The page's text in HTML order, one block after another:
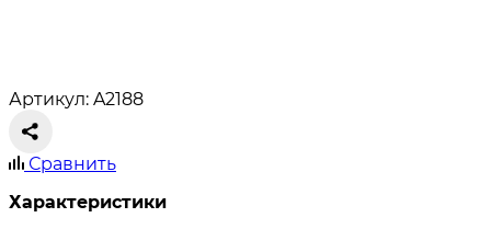
Артикул: A2188
Сравнить
Характеристики